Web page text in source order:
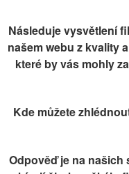
Následuje vysvětlení
našem webu z kvality
které by vás mohly
Kde můžete
Odpověď je na